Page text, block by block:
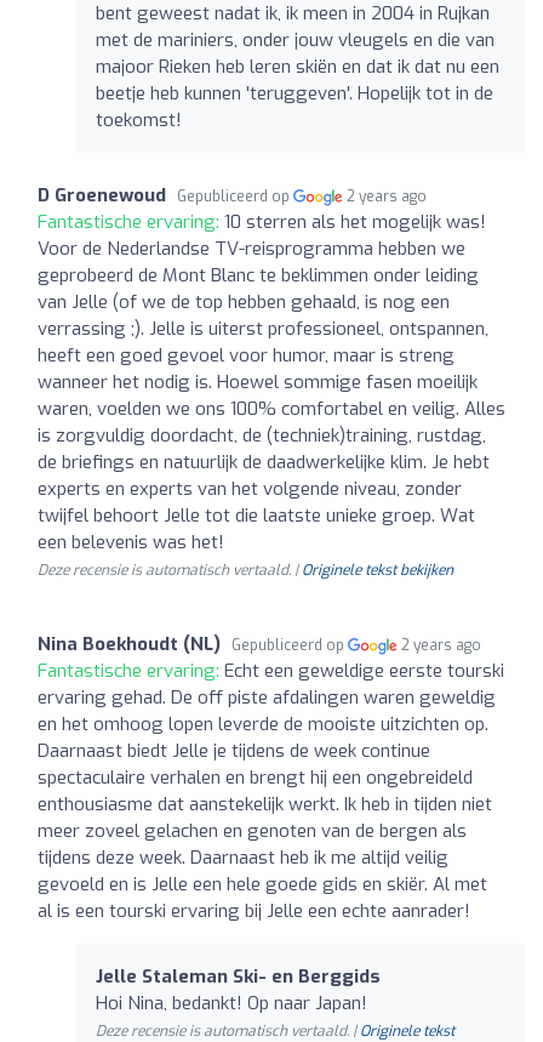
bent geweest nadat ik, ik meen in 2004 in Rujkan
met de mariniers, onder jouw vleugels en die van
majoor Rieken heb leren skiën en dat ik dat nu een
beetje heb kunnen 'teruggeven'. Hopelijk tot in de
toekomst!
D Groenewoud Gepubliceerd op 2 years ago
Fantastische ervaring: 10 sterren als het mogelijk was!
Voor de Nederlandse TV-reisprogramma hebben we
geprobeerd de Mont Blanc te beklimmen onder leiding
van Jelle (of we de top hebben gehaald, is nog een
verrassing ;). Jelle is uiterst professioneel, ontspannen,
heeft een goed gevoel voor humor, maar is streng
wanneer het nodig is. Hoewel sommige fasen moeilijk
waren, voelden we ons 100% comfortabel en veilig. Alles
is zorgvuldig doordacht, de (techniek)training, rustdag,
de briefings en natuurlijk de daadwerkelijke klim. Je hebt
experts en experts van het volgende niveau, zonder
twijfel behoort Jelle tot die laatste unieke groep. Wat
een belevenis was het!
Deze recensie is automatisch vertaald. |Originele tekst bekijken
Nina Boekhoudt (NL) Gepubliceerd op 2 years ago
Fantastische ervaring: Echt een geweldige eerste tourski
ervaring gehad. De off piste afdalingen waren geweldig
en het omhoog lopen leverde de mooiste uitzichten op.
Daarnaast biedt Jelle je tijdens de week continue
spectaculaire verhalen en brengt hij een ongebreideld
enthousiasme dat aanstekelijk werkt. Ik heb in tijden niet
meer zoveel gelachen en genoten van de bergen als
tijdens deze week. Daarnaast heb ik me altijd veilig
gevoeld en is Jelle een hele goede gids en skiër. Al met
al is een tourski ervaring bij Jelle een echte aanrader!
Jelle Staleman Ski- en Berggids
Hoi Nina, bedankt! Op naar Japan!
Deze recensie is automatisch vertaald. |Originele tekst